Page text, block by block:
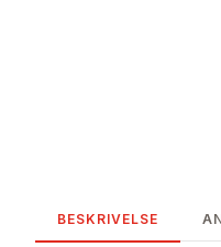
BESKRIVELSE